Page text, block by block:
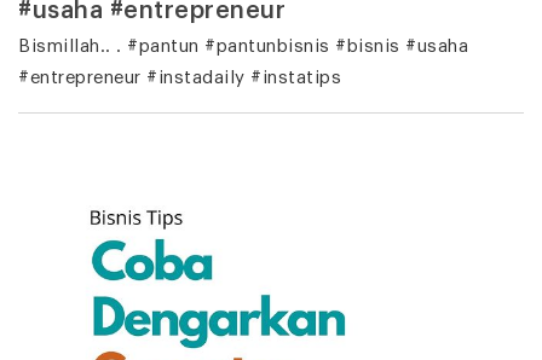
#usaha #entrepreneur
Bismillah.. . #pantun #pantunbisnis #bisnis #usaha
#entrepreneur #instadaily #instatips